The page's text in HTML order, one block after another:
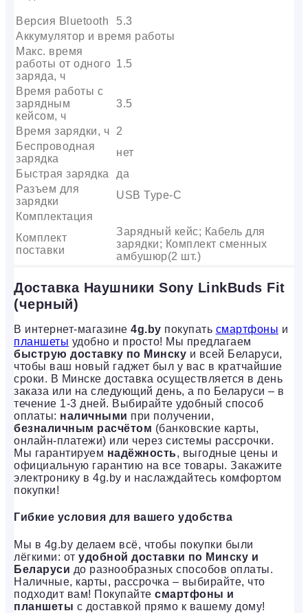
Версия Bluetooth
5.3
Аккумулятор и время работы
Макс. время
работы от одного
заряда, ч
1.5
Время работы с
зарядным
кейсом, ч
3.5
Время зарядки, ч
2
Беспроводная
зарядка
нет
Быстрая зарядка
да
Разъем для
зарядки
USB Type-C
Комплектация
Комплект
поставки
Зарядный кейс; Кабель для
зарядки; Комплект сменных
амбушюр(2 шт.)
Доставка Наушники Sony LinkBuds Fit
(черный)
В интернет-магазине 4g.by покупать смартфоны и
планшеты удобно и просто! Мы предлагаем
быструю доставку по Минску и всей Беларуси,
чтобы ваш новый гаджет был у вас в кратчайшие
сроки. В Минске доставка осуществляется в день
заказа или на следующий день, а по Беларуси – в
течение 1-3 дней. Выбирайте удобный способ
оплаты: наличными при получении,
безналичным расчётом (банковские карты,
онлайн-платежи) или через системы рассрочки.
Мы гарантируем надёжность, выгодные цены и
официальную гарантию на все товары. Закажите
электронику в 4g.by и наслаждайтесь комфортом
покупки!
Гибкие условия для вашего удобства
Мы в 4g.by делаем всё, чтобы покупки были
лёгкими: от удобной доставки по Минску и
Беларуси до разнообразных способов оплаты.
Наличные, карты, рассрочка – выбирайте, что
подходит вам! Покупайте смартфоны и
планшеты с доставкой прямо к вашему дому!